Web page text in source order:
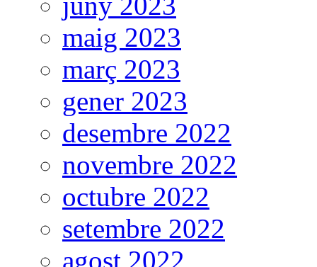
maig 2023
març 2023
gener 2023
desembre 2022
novembre 2022
octubre 2022
setembre 2022
agost 2022